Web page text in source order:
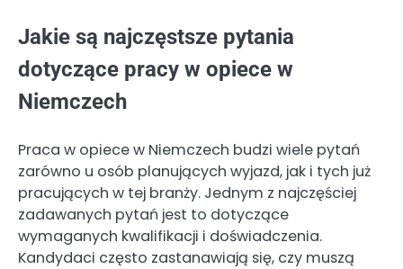
Jakie są najczęstsze pytania
dotyczące pracy w opiece w
Niemczech
Praca w opiece w Niemczech budzi wiele pytań
zarówno u osób planujących wyjazd, jak i tych już
pracujących w tej branży. Jednym z najczęściej
zadawanych pytań jest to dotyczące
wymaganych kwalifikacji i doświadczenia.
Kandydaci często zastanawiają się, czy muszą